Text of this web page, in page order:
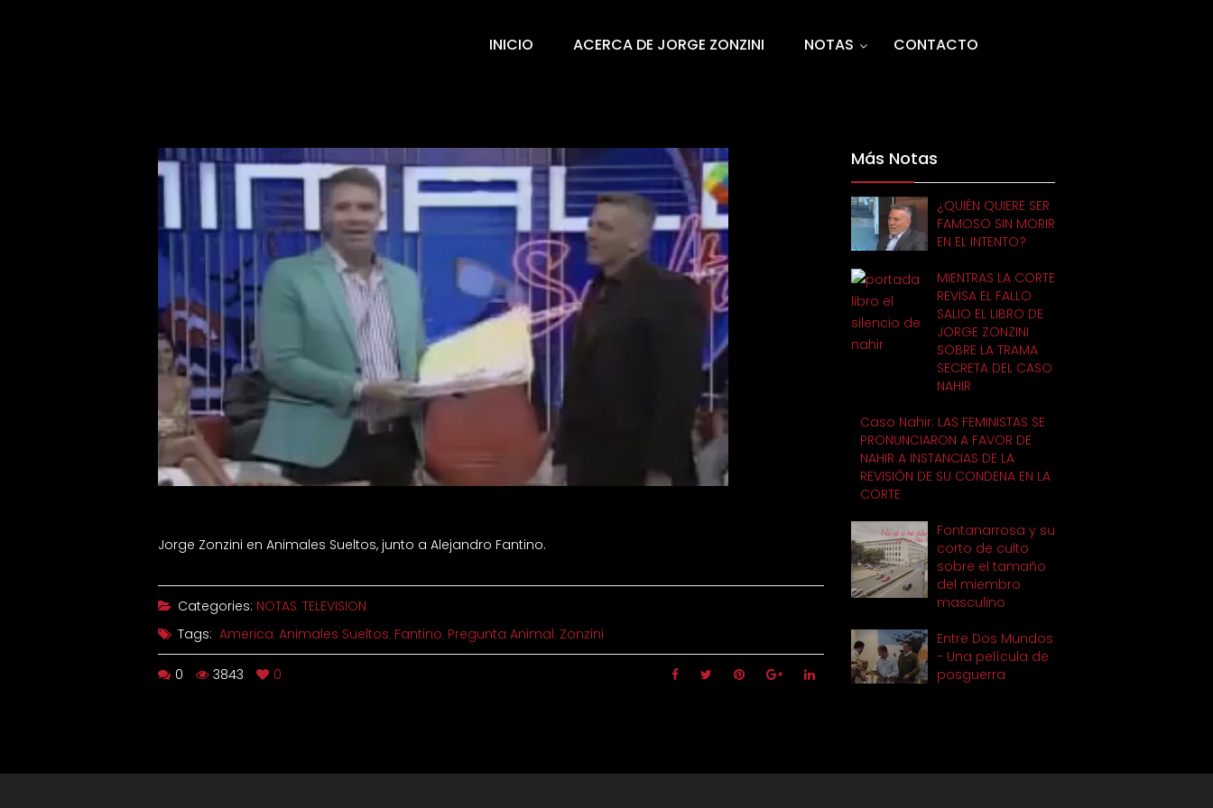
INICIO ACERCA DE JORGE ZONZINI NOTAS CONTACTO
Jorge Zonzini en Animales Sueltos, junto a Alejandro Fantino.
Categories: NOTAS, TELEVISION
Tags: America, Animales Sueltos, Fantino, Pregunta Animal, Zonzini
0 3843 0
Más Notas
¿QUIÉN QUIERE SER
FAMOSO SIN MORIR
EN EL INTENTO?
MIENTRAS LA CORTE
REVISA EL FALLO
SALIO EL LIBRO DE
JORGE ZONZINI
SOBRE LA TRAMA
SECRETA DEL CASO
NAHIR
Caso Nahir: LAS FEMINISTAS SE
PRONUNCIARON A FAVOR DE
NAHIR A INSTANCIAS DE LA
REVISIÓN DE SU CONDENA EN LA
CORTE
Fontanarrosa y su
corto de culto
sobre el tamaño
del miembro
masculino
Entre Dos Mundos
- Una película de
posguerra